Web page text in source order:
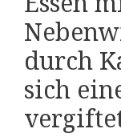
durch
sich